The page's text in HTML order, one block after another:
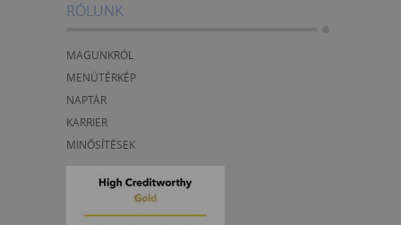
RÓLUNK
MAGUNKRÓL
MENÜTÉRKÉP
NAPTÁR
KARRIER
MINŐSÍTÉSEK